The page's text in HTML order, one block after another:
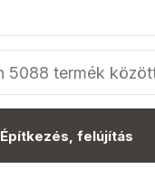
Építkezés, felújítás